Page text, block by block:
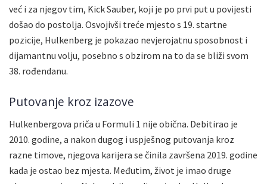
već i za njegov tim, Kick Sauber, koji je po prvi put u povijesti
došao do postolja. Osvojivši treće mjesto s 19. startne
pozicije, Hulkenberg je pokazao nevjerojatnu sposobnost i
dijamantnu volju, posebno s obzirom na to da se bliži svom
38. rođendanu.
Putovanje kroz izazove
Hulkenbergova priča u Formuli 1 nije obična. Debitirao je
2010. godine, a nakon dugog i uspješnog putovanja kroz
razne timove, njegova karijera se činila završena 2019. godine
kada je ostao bez mjesta. Međutim, život je imao druge